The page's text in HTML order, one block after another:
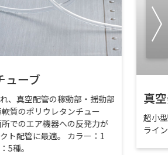
ューブ
、真空配管の稼動部・揺動部
質のポリウレタンチュー
でのエア機器への反発力が
ト配管に最適。 カラー：1
5種。
真
超小
ライ